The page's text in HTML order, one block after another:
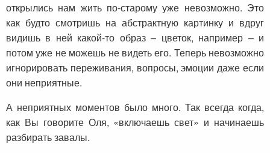
открылись нам жить по-старому уже невозможно. Это
как будто смотришь на абстрактную картинку и вдруг
видишь в ней какой-то образ – цветок, например – и
потом уже не можешь не видеть его. Теперь невозможно
игнорировать переживания, вопросы, эмоции даже если
они неприятные.
А неприятных моментов было много. Так всегда когда,
как Вы говорите Оля, «включаешь свет» и начинаешь
разбирать завалы.